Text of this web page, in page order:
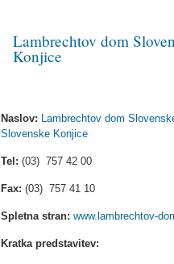
Lambrechtov dom
Konjice
Naslov: Lambrechtov dom
Slovenske Konjice
Tel: (03) 757 42 00
Fax: (03) 757 41 10
Spletna stran: www.lambrechtov-
Kratka predstavitev: